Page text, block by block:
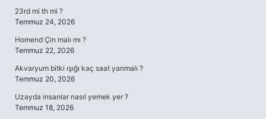
23rd mi th mi ?
Temmuz 24, 2026
Homend Çin malı mı ?
Temmuz 22, 2026
Akvaryum bitki ışığı kaç saat yanmalı ?
Temmuz 20, 2026
Uzayda insanlar nasıl yemek yer ?
Temmuz 18, 2026